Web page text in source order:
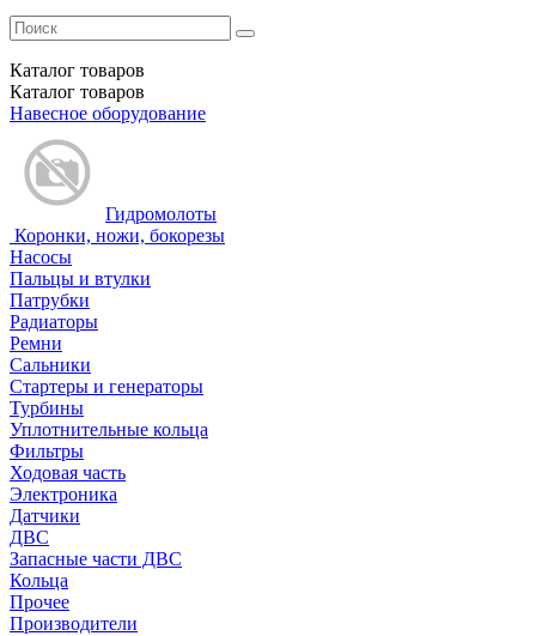
Каталог товаров
Каталог товаров
Навесное оборудование
Гидромолоты
Коронки, ножи, бокорезы
Насосы
Пальцы и втулки
Патрубки
Радиаторы
Ремни
Сальники
Стартеры и генераторы
Турбины
Уплотнительные кольца
Фильтры
Ходовая часть
Электроника
Датчики
ДВС
Запасные части ДВС
Кольца
Прочее
Производители